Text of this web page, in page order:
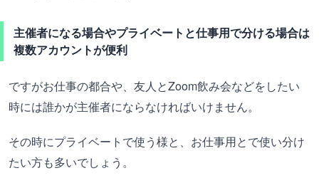
主催者になる場合やプライベートと仕事用で分ける場合は
複数アカウントが便利
ですがお仕事の都合や、友人とZoom飲み会などをしたい
時には誰かが主催者にならなければいけません。
その時にプライベートで使う様と、お仕事用とで使い分け
たい方も多いでしょう。